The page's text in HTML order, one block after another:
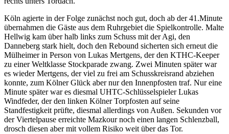
Köln agierte in der Folge zunächst noch gut, doch ab der 41.Minute
übernahmen die Gäste aus dem Ruhrgebiet die Spielkontrolle. Malte
Hellwig kam über halb links zum Schuss mit der Agi, den
Danneberg stark hielt, doch den Rebound sicherten sich erneut die
Mülheimer in Person von Lukas Mertgens, der den KTHC-Keeper
zu einer Weltklasse Stockparade zwang. Zwei Minuten später war
es wieder Mertgens, der viel zu frei am Schusskreisrand abziehen
konnte, zum Kölner Glück aber nur den Innenpfosten traf. Nur eine
Minute später war es diesmal UHTC-Schlüsselspieler Lukas
Windfeder, der den linken Kölner Torpfosten auf seine
Standfestigkeit prüfte, diesmal allerdings von Außen. Sekunden vor
der Viertelpause erreichte Mazkour noch einen langen Schlenzball,
drosch diesen aber mit vollem Risiko weit über das Tor.